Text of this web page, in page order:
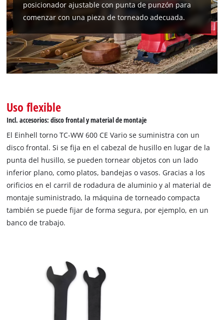
¡Necesitamos su consentimiento para
cargar el servicio Google Maps!
This content is not permitted to load due
to trackers that are not disclosed to the
Management Platform
posicionador ajustable con punta de punzón para
comenzar con una pieza de torneado adecuada.
Uso flexible
Incl. accesorios: disco frontal y material de montaje
El Einhell torno TC-WW 600 CE Vario se suministra con un
disco frontal. Si se fija en el cabezal de husillo en lugar de la
punta del husillo, se pueden tornear objetos con un lado
inferior plano, como platos, bandejas o vasos. Gracias a los
orificios en el carril de rodadura de aluminio y al material de
montaje suministrado, la máquina de torneado compacta
también se puede fijar de forma segura, por ejemplo, en un
banco de trabajo.